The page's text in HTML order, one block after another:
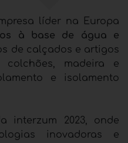
líder na Europa
à base de água e
de calçados e artigos
madeira e
e isolamento
interzum 2023, onde
inovadoras e